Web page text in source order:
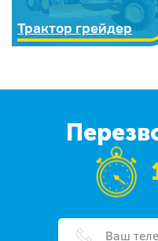
Трактор грейдер